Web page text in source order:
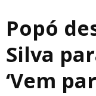
Popó
Silva
‘Vem